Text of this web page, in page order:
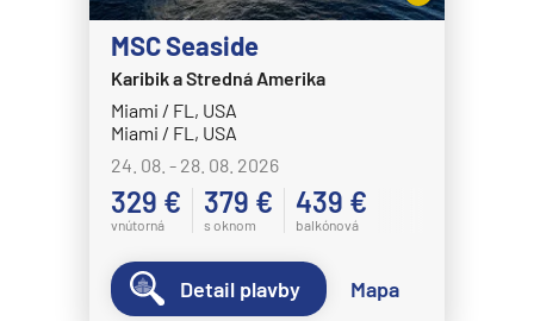
MSC Seaside
Karibik a Stredná Amerika
Miami / FL, USA
Miami / FL, USA
24. 08. - 28. 08. 2026
329 €
vnútorná
379 €
s oknom
439 €
balkónová
Detail plavby Mapa